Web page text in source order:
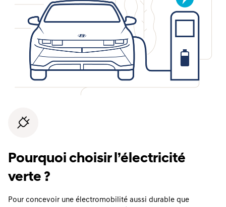
Pourquoi choisir l’électricité
verte ?
Pour concevoir une électromobilité aussi durable que